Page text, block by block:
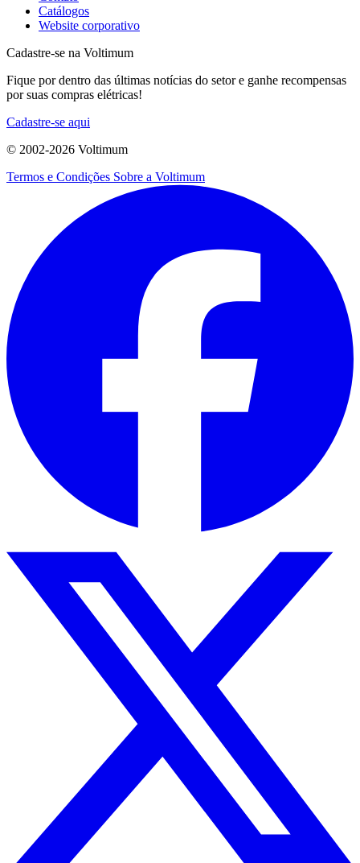
Catálogos
Website corporativo
Cadastre-se na Voltimum
Fique por dentro das últimas notícias do setor e ganhe recompensas
por suas compras elétricas!
Cadastre-se aqui
© 2002-2026 Voltimum
Termos e Condições Sobre a Voltimum